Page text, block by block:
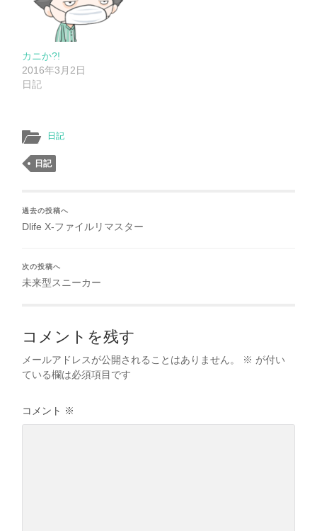
カニか?!
2016年3月2日
日記
日記
日記
過去の投稿へ
Dlife X-ファイルリマスター
次の投稿へ
未来型スニーカー
コメントを残す
メールアドレスが公開されることはありません。 ※ が付い
ている欄は必須項目です
コメント ※